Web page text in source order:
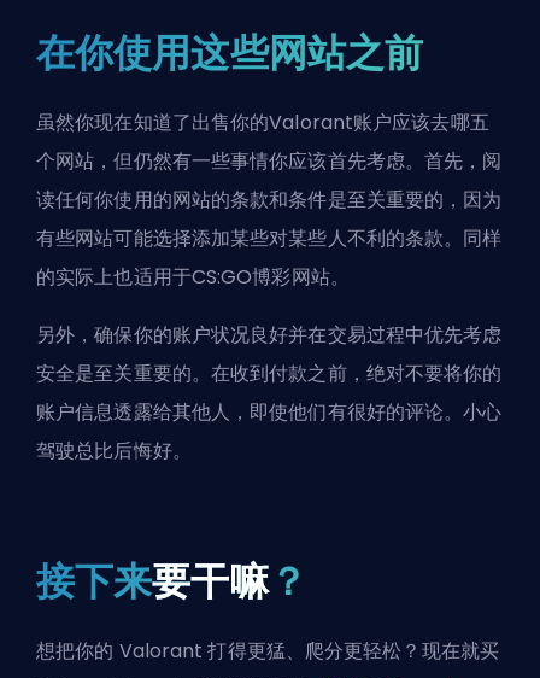
在你使用这些网站之前
虽然你现在知道了出售你的Valorant账户应该去哪五
个网站，但仍然有一些事情你应该首先考虑。首先，阅
读任何你使用的网站的条款和条件是至关重要的，因为
有些网站可能选择添加某些对某些人不利的条款。同样
的实际上也适用于CS:GO博彩网站。
另外，确保你的账户状况良好并在交易过程中优先考虑
安全是至关重要的。在收到付款之前，绝对不要将你的
账户信息透露给其他人，即使他们有很好的评论。小心
驾驶总比后悔好。
接下来要干嘛？
想把你的 Valorant 打得更猛、爬分更轻松？现在就买